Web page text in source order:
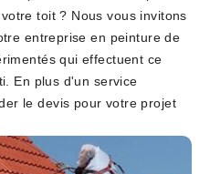
toit ? Nous vous invitons
entreprise en peinture de
qui effectuent ce
En plus d'un service
le devis pour votre projet